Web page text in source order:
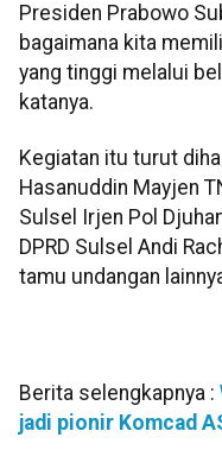
Presiden Prabowo
bagaimana kita
yang tinggi melalui
katanya.
Kegiatan itu turut
Hasanuddin Mayjen
Sulsel Irjen Pol
DPRD Sulsel Andi
tamu undangan
Berita selengkapnya :
jadi pionir Komcad